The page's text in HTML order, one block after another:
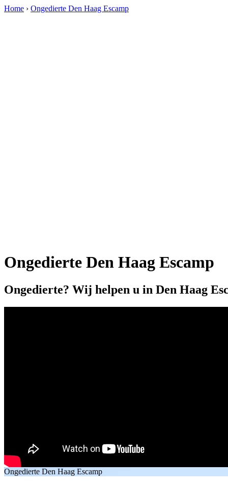
Home › Ongedierte Den Haag Escamp
Ongedierte Den Haag Escamp
Ongedierte? Wij helpen u in Den Haag
Ongedierte Den Haag Escamp